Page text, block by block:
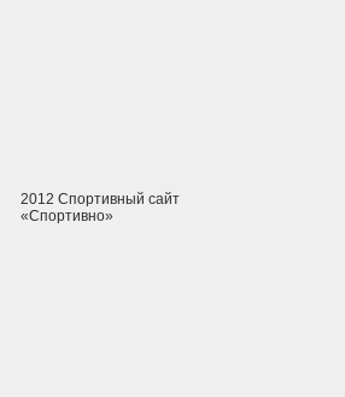
2012 Спортивный сайт
«Спортивно»